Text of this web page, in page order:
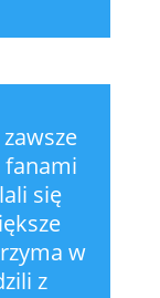
się
w
z